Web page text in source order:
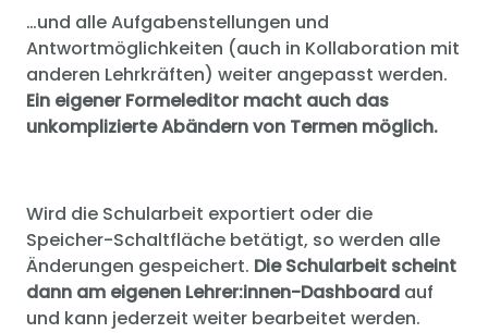
…und alle Aufgabenstellungen und
Antwortmöglichkeiten (auch in Kollaboration mit
anderen Lehrkräften) weiter angepasst werden.
Ein eigener Formeleditor macht auch das
unkomplizierte Abändern von Termen möglich.
Wird die Schularbeit exportiert oder die
Speicher-Schaltfläche betätigt, so werden alle
Änderungen gespeichert. Die Schularbeit scheint
dann am eigenen Lehrer:innen-Dashboard auf
und kann jederzeit weiter bearbeitet werden.